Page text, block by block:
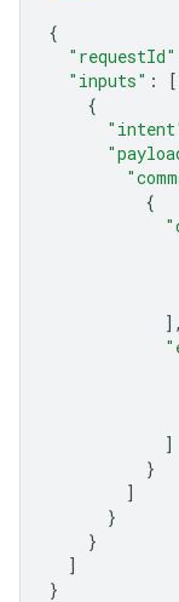
{
"requestId"
"inputs" :
[
{
{
],
]
}
]
}
}
]
}